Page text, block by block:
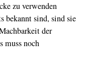
zu verwenden
bekannt sind, sind sie
der
muss noch